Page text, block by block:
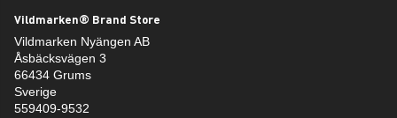
Vildmarken® Brand Store
Vildmarken Nyängen AB
Åsbäcksvägen 3
66434 Grums
Sverige
559409-9532